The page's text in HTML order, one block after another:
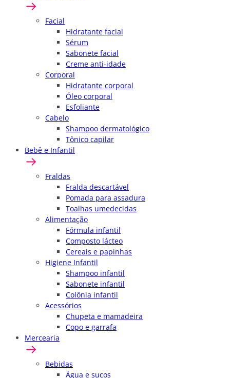
Facial
Hidratante facial
Sérum
Sabonete facial
Creme anti-idade
Corporal
Hidratante corporal
Óleo corporal
Esfoliante
Cabelo
Shampoo dermatológico
Tônico capilar
Bebê e Infantil
Fraldas
Fralda descartável
Pomada para assadura
Toalhas umedecidas
Alimentação
Fórmula infantil
Composto lácteo
Cereais e papinhas
Higiene Infantil
Shampoo infantil
Sabonete infantil
Colônia infantil
Acessórios
Chupeta e mamadeira
Copo e garrafa
Mercearia
Bebidas
Água e sucos